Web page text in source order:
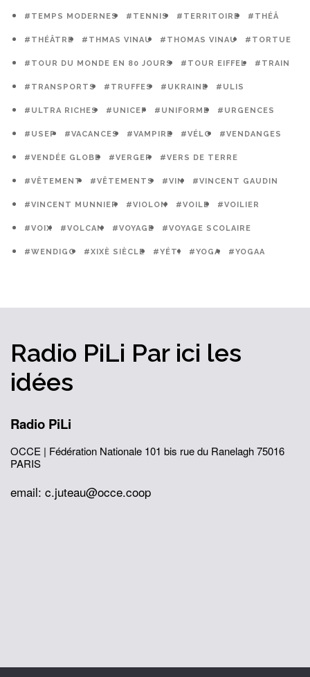
#TEMPS MODERNES #TENNIS #TERRITOIRE #THÉÂ
#THÉÂTRE #THMAS VINAU #THOMAS VINAU #TORTUE
#TOUR DU MONDE EN 80 JOURS #TOUR EIFFEL #TRAIN
#TRANSPORTS #TRUFFES #UKRAINE #ULIS
#ULTRA RICHES #UNICEF #UNIFORME #URGENCES
#USEP #VACANCES #VAMPIRE #VÉLO #VENDANGES
#VENDÉE GLOBE #VERGER #VERS DE TERRE
#VÊTEMENT #VÊTEMENTS #VIN #VINCENT GAUDIN
#VINCENT MUNNIER #VIOLON #VOILE #VOILIER
#VOIX #VOLCAN #VOYAGE #VOYAGE SCOLAIRE
#WENDIGO #XIXÈ SIÈCLE #YÉTI #YOGA #YOGAA
Radio PiLi Par ici les
idées
Radio PiLi
OCCE | Fédération Nationale 101 bis rue du Ranelagh75016
PARIS
email: c.juteau@occe.coop